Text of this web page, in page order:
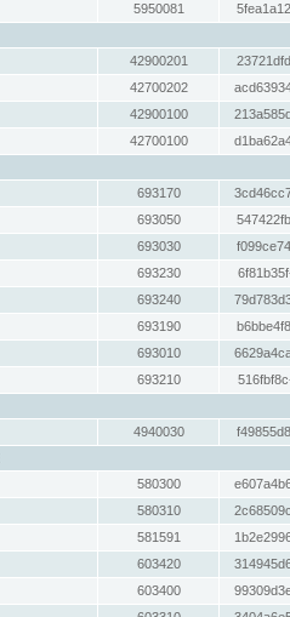
5950081
42900201
42700202
42900100
42700100
693170
693050
693030
693230
693240
693190
693010
693210
4940030
580300
580310
581591
603420
603400